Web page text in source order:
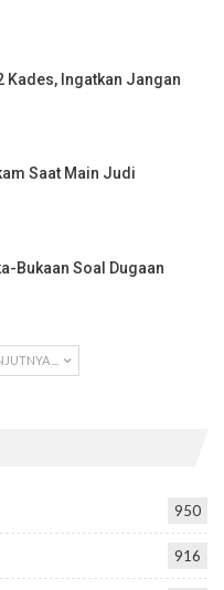
Kades, Ingatkan Jangan
Saat Main Judi
Bukaan Soal Dugaan
...
950
916